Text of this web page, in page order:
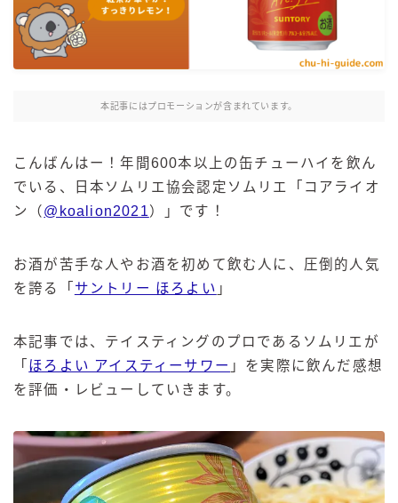
氷結 ストロング
麒麟特製サワー
麒麟 発酵サワー
サントリー
ー196℃ ストロングゼロ
ー196℃ ザ・まるごと
CRAFT－196℃
ほろよい
BAR Pomum（バー・ポームム）
角ハイボール
ジムビームハイボール
GREEN1/2（グリーンハーフ）
鏡月焼酎ハイ
本記事にはプロモーションが含まれています。
こんばんはー！年間600本以上の缶チューハイを飲ん
でいる、日本ソムリエ協会認定ソムリエ「コアライオ
ン（ @koalion2021）」です！
お酒が苦手な人やお酒を初めて飲む人に、圧倒的人気
を誇る「 サントリー ほろよい 」
本記事では、テイスティングのプロであるソムリエが
「 ほろよい アイスティーサワー 」を実際に飲んだ感想
を評価・レビューしていきます。